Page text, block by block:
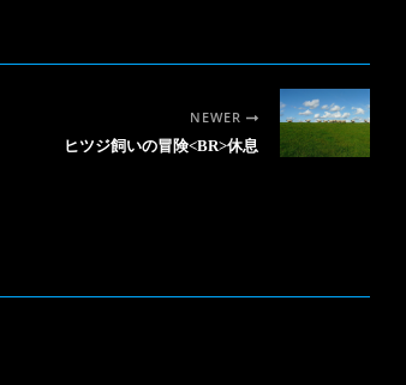
NEWER
ヒツジ飼いの冒険<BR>休息